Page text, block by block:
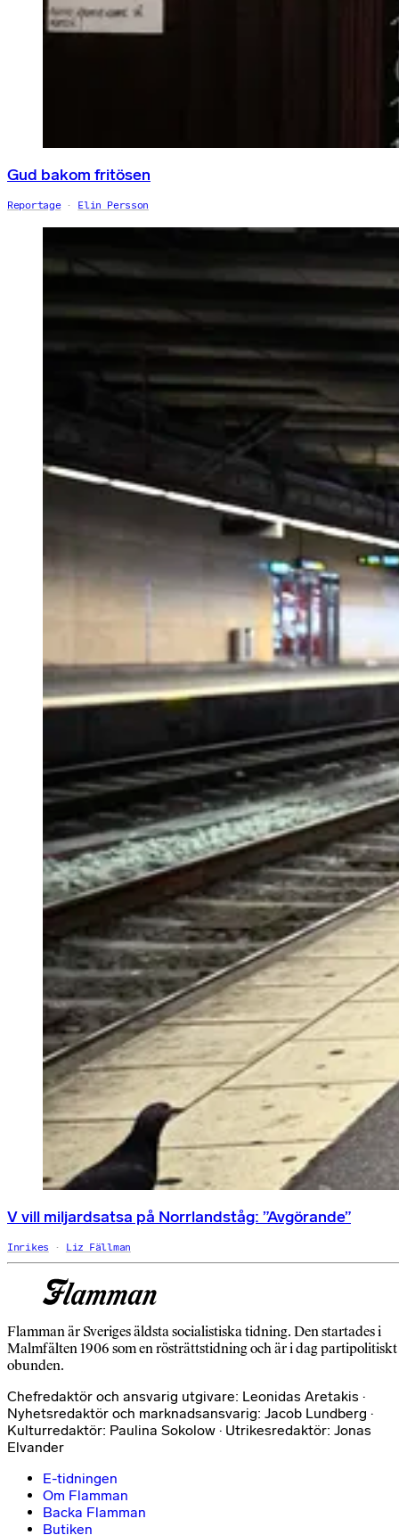
Gud bakom fritösen
Reportage Elin Persson
V vill miljardsatsa på Norrlandståg: ”Avgörande”
Inrikes Liz Fällman
Flamman är Sveriges äldsta socialistiska tidning. Den startades i
Malmfälten 1906 som en rösträttstidning och är i dag partipolitiskt
obunden.
Chefredaktör och ansvarig utgivare: Leonidas Aretakis ·
Nyhetsredaktör och marknadsansvarig: Jacob Lundberg ·
Kulturredaktör: Paulina Sokolow · Utrikesredaktör: Jonas
Elvander
E-tidningen
Om Flamman
Backa Flamman
Butiken